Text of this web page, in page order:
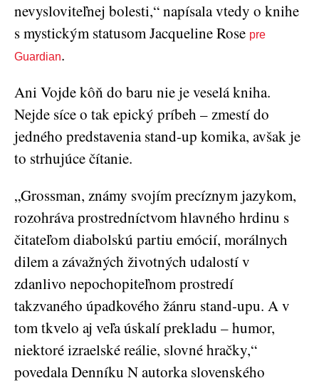
nevysloviteľnej bolesti,“ napísala vtedy o knihe
s mystickým statusom Jacqueline Rose pre
Guardian.
Ani Vojde kôň do baru nie je veselá kniha.
Nejde síce o tak epický príbeh – zmestí do
jedného predstavenia stand-up komika, avšak je
to strhujúce čítanie.
„Grossman, známy svojím precíznym jazykom,
rozohráva prostredníctvom hlavného hrdinu s
čitateľom diabolskú partiu emócií, morálnych
dilem a závažných životných udalostí v
zdanlivo nepochopiteľnom prostredí
takzvaného úpadkového žánru stand-upu. A v
tom tkvelo aj veľa úskalí prekladu – humor,
niektoré izraelské reálie, slovné hračky,“
povedala Denníku N autorka slovenského